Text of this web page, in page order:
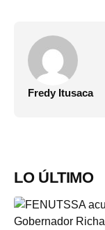
Fredy Itusaca
LO ÚLTIMO